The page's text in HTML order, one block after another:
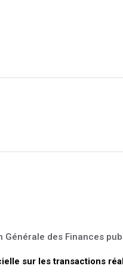
des Finances
sur les transactions